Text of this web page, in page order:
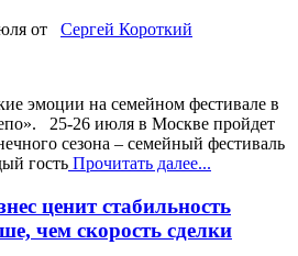
от Сергей Короткий
эмоции на семейном фестивале в
25-26 июля в Москве пройдет
сезона – семейный фестиваль
гость Прочитать далее...
ценит стабильность
чем скорость сделки